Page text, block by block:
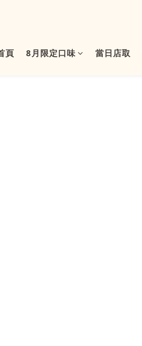
頁 8月限定口味 當日店取